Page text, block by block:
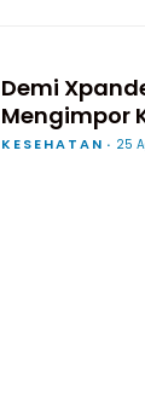
Demi
Mengimpor
KESEHATAN 25